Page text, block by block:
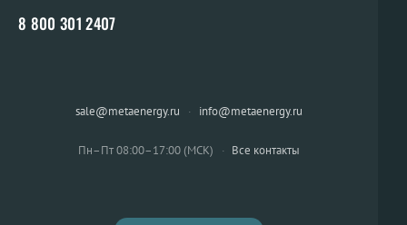
8 800 301 2407
sale@metaenergy.ru · info@metaenergy.ru
Пн–Пт 08:00–17:00 (МСК) · Все контакты